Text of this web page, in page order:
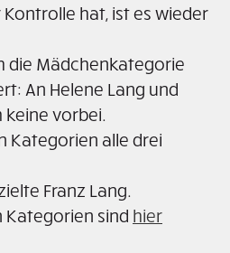
hat, ist es wieder
die Mädchenkategorie
An Helene Lang und
vorbei.
Kategorien alle drei
Franz Lang.
Kategorien sind hier